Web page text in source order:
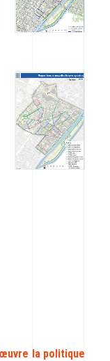
la politique